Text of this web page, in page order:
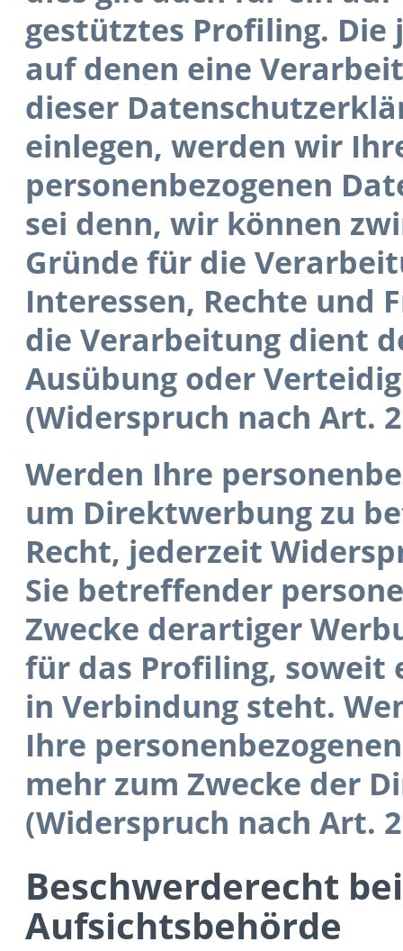
gestütztes Profiling. Die
auf denen eine
dieser
einlegen, werden wir
personenbezogenen
sei denn, wir können
Gründe für die
Interessen, Rechte und
die Verarbeitung dient
Ausübung oder
(Widerspruch nach Art.
Werden Ihre
um Direktwerbung zu
Recht, jederzeit
Sie betreffender
Zwecke derartiger
für das Profiling, soweit
in Verbindung steht.
Ihre
mehr zum Zwecke der
(Widerspruch nach Art.
Beschwerderecht
Aufsichtsbehörde